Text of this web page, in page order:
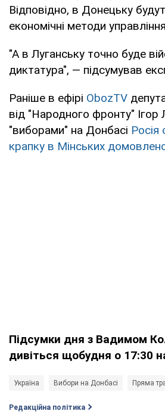
Відповідно, в Донецьку
економічні методи
"А в Луганську точно буде
диктатура", — підсумував
Раніше в ефірі ObozTV
від "Народного фронту" Ігор
"виборами" на Донбасі
крапку в Мінських
Підсумки дня з Вадимом
дивіться щобудня о 17:30
Україна Вибори на Донбасі Пряма
Редакційна політика